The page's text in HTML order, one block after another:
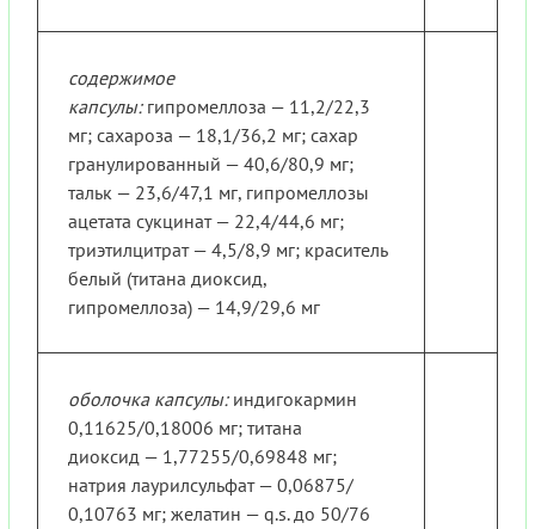
содержимое
капсулы:гипромеллоза — 11,2/22,3
мг; сахароза — 18,1/36,2 мг; сахар
гранулированный — 40,6/80,9 мг;
тальк — 23,6/47,1 мг, гипромеллозы
ацетата сукцинат — 22,4/44,6 мг;
триэтилцитрат — 4,5/8,9 мг; краситель
белый (титана диоксид,
гипромеллоза) — 14,9/29,6 мг
оболочка капсулы:индигокармин
0,11625/0,18006 мг; титана
диоксид — 1,77255/0,69848 мг;
натрия лаурилсульфат — 0,06875/
0,10763 мг; желатин — q.s. до 50/76